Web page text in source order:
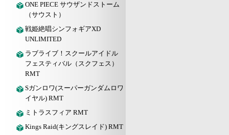
ONE PIECE サウザンドストーム
（サウスト）
戦姫絶唱シンフォギアXD
UNLIMITED
ラブライブ！スクールアイドル
フェスティバル（スクフェス）
RMT
Sガンロワ(スーパーガンダムロワ
イヤル) RMT
ミトラスフィア RMT
Kings Raid(キングスレイド) RMT